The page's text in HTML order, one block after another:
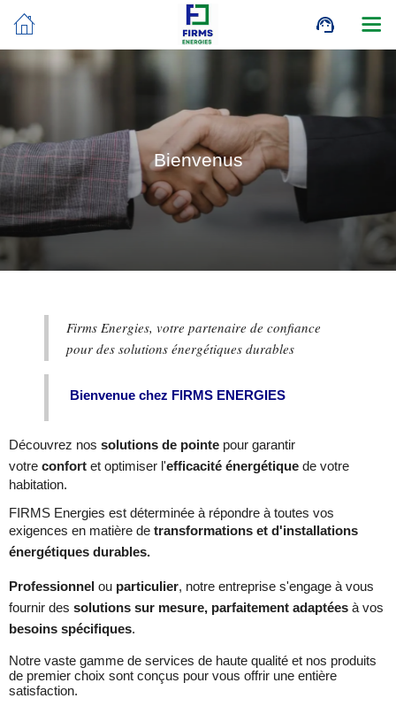
Bienvenus
Firms Energies, votre partenaire de confiance
pour des solutions énergétiques durables
Bienvenue chez FIRMS ENERGIES
Découvrez nos solutions de pointe pour garantir
votre confort et optimiser l'efficacité énergétique de votre
habitation.
FIRMS Energies est déterminée à répondre à toutes vos
exigences en matière de transformations et d'installations
énergétiques durables.
Professionnel ou particulier, notre entreprise s'engage à vous
fournir des solutions sur mesure, parfaitement adaptées à vos
besoins spécifiques.
Notre vaste gamme de services de haute qualité et nos produits
de premier choix sont conçus pour vous offrir une entière
satisfaction.